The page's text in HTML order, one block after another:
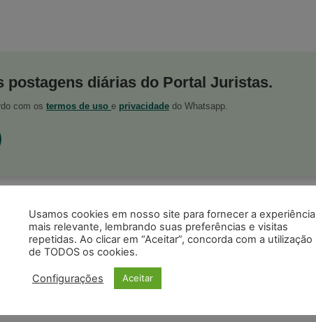
postagens diárias do Portal Juristas.
com os termos de uso e privacidade do Whatsapp.
Juristas no Google News
notícias jurídicas do Brasil
Seguir no Google
Facebook Telegram
Usamos cookies em nosso site para fornecer a experiência
mais relevante, lembrando suas preferências e visitas
repetidas. Ao clicar em “Aceitar”, concorda com a utilização
de TODOS os cookies.
Configurações Aceitar